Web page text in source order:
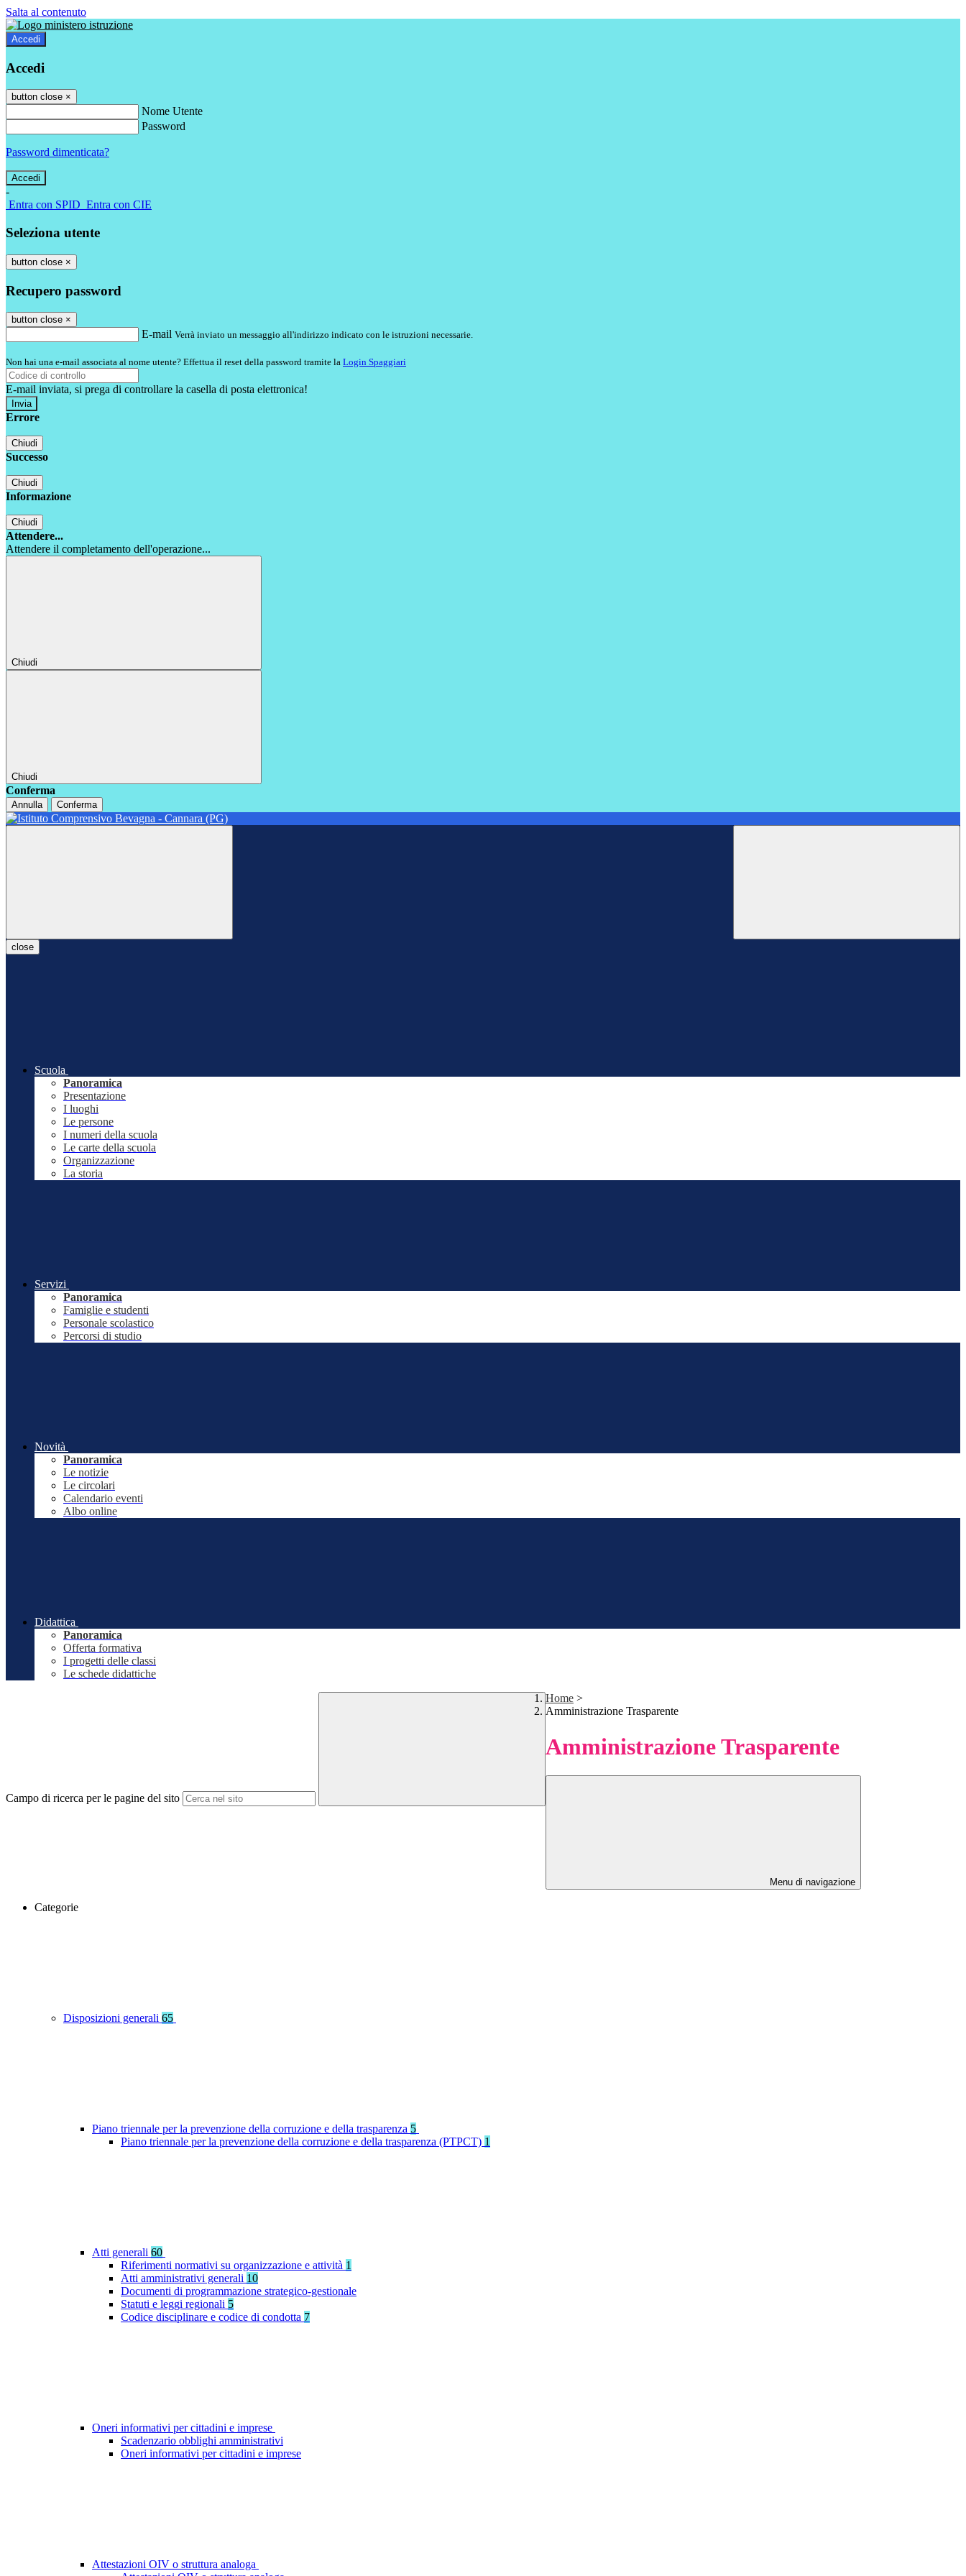
Salta al contenuto
Accedi
Accedi
button close ×
Nome Utente
Password
Password dimenticata?
-
Entra con SPID Entra con CIE
Seleziona utente
button close ×
Recupero password
button close ×
E-mail Verrà inviato un messaggio all'indirizzo indicato con le istruzioni necessarie.
Non hai una e-mail associata al nome utente? Effettua il reset della password tramite la Login Spaggiari
E-mail inviata, si prega di controllare la casella di posta elettronica!
Errore
Chiudi
Successo
Chiudi
Informazione
Chiudi
Attendere...
Attendere il completamento dell'operazione...
Chiudi
Chiudi
Conferma
Annulla Conferma
close
Scuola
Panoramica
Presentazione
I luoghi
Le persone
I numeri della scuola
Le carte della scuola
Organizzazione
La storia
Servizi
Panoramica
Famiglie e studenti
Personale scolastico
Percorsi di studio
Novità
Panoramica
Le notizie
Le circolari
Calendario eventi
Albo online
Didattica
Panoramica
Offerta formativa
I progetti delle classi
Le schede didattiche
Campo di ricerca per le pagine del sito
Home >
Amministrazione Trasparente
Amministrazione Trasparente
Menu di navigazione
Categorie
Disposizioni generali 65
Piano triennale per la prevenzione della corruzione e della trasparenza 5
Piano triennale per la prevenzione della corruzione e della trasparenza (PTPCT) 1
Atti generali 60
Riferimenti normativi su organizzazione e attività 1
Atti amministrativi generali 10
Documenti di programmazione strategico-gestionale
Statuti e leggi regionali 5
Codice disciplinare e codice di condotta 7
Oneri informativi per cittadini e imprese
Scadenzario obblighi amministrativi
Oneri informativi per cittadini e imprese
Attestazioni OIV o struttura analoga